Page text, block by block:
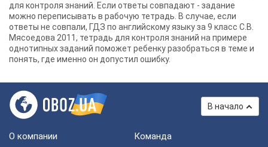
для контроля знаний. Если ответы совпадают - задание
можно переписывать в рабочую тетрадь. В случае, если
ответы не совпали, ГДЗ по английскому языку за 9 класс С.В.
Мясоедова 2011, тетрадь для контроля знаний на примере
однотипных заданий поможет ребенку разобраться в теме и
понять, где именно он допустил ошибку.
В начало
О компании Команда